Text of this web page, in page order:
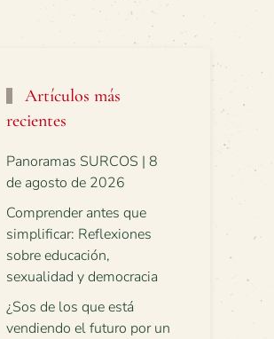
Artículos más
recientes
Panoramas SURCOS | 8
de agosto de 2026
Comprender antes que
simplificar: Reflexiones
sobre educación,
sexualidad y democracia
¿Sos de los que está
vendiendo el futuro por un